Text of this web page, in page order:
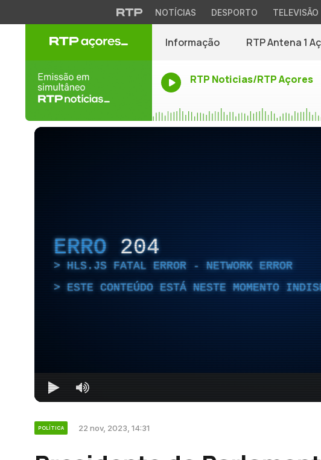
NOTÍCIAS DESPORTO TELEVISÃO
Informação RTP Antena 1
RTP Noticias/RTP Açores
ERRO 204
HLS.JS FATAL ERROR - NETWORK ERROR
ESTE CONTEÚDO ESTÁ NESTE MOMENTO
POLÍTICA 22 nov, 2023, 14:31